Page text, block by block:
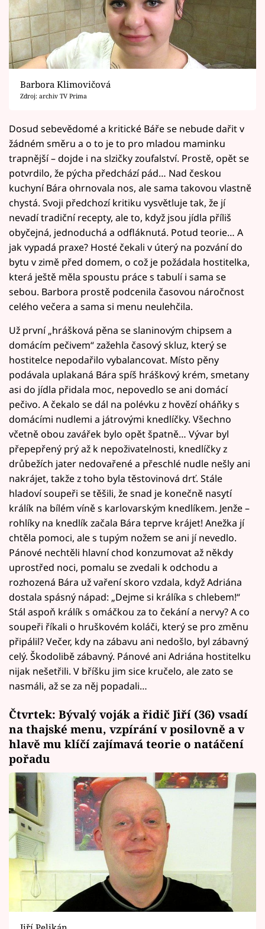
Barbora Klimovičová
Zdroj: archiv TV Prima
Dosud sebevědomé a kritické Báře se nebude dařit v
žádném směru a o to je to pro mladou maminku
trapnější – dojde i na slzičky zoufalství. Prostě, opět se
potvrdilo, že pýcha předchází pád… Nad českou
kuchyní Bára ohrnovala nos, ale sama takovou vlastně
chystá. Svoji předchozí kritiku vysvětluje tak, že jí
nevadí tradiční recepty, ale to, když jsou jídla příliš
obyčejná, jednoduchá a odfláknutá. Potud teorie… A
jak vypadá praxe? Hosté čekali v úterý na pozvání do
bytu v zimě před domem, o což je požádala hostitelka,
která ještě měla spoustu práce s tabulí i sama se
sebou. Barbora prostě podcenila časovou náročnost
celého večera a sama si menu neulehčila.
Už první „hrášková pěna se slaninovým chipsem a
domácím pečivem“ zažehla časový skluz, který se
hostitelce nepodařilo vybalancovat. Místo pěny
podávala uplakaná Bára spíš hráškový krém, smetany
asi do jídla přidala moc, nepovedlo se ani domácí
pečivo. A čekalo se dál na polévku z hovězí oháňky s
domácími nudlemi a játrovými knedlíčky. Všechno
včetně obou zavářek bylo opět špatně… Vývar byl
přepepřený prý až k nepoživatelnosti, knedlíčky z
drůbežích jater nedovařené a přeschlé nudle nešly ani
nakrájet, takže z toho byla těstovinová drť. Stále
hladoví soupeři se těšili, že snad je konečně nasytí
králík na bílém víně s karlovarským knedlíkem. Jenže –
rohlíky na knedlík začala Bára teprve krájet! Anežka jí
chtěla pomoci, ale s tupým nožem se ani jí nevedlo.
Pánové nechtěli hlavní chod konzumovat až někdy
uprostřed noci, pomalu se zvedali k odchodu a
rozhozená Bára už vaření skoro vzdala, když Adriána
dostala spásný nápad: „Dejme si králíka s chlebem!“
Stál aspoň králík s omáčkou za to čekání a nervy? A co
soupeři říkali o hruškovém koláči, který se pro změnu
připálil? Večer, kdy na zábavu ani nedošlo, byl zábavný
celý. Škodolibě zábavný. Pánové ani Adriána hostitelku
nijak nešetřili. V bříšku jim sice kručelo, ale zato se
nasmáli, až se za něj popadali…
Čtvrtek: Bývalý voják a řidič Jiří (36) vsadí
na thajské menu, vzpírání v posilovně a v
hlavě mu klíčí zajímavá teorie o natáčení
pořadu